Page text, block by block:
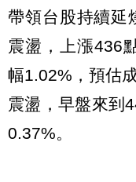
帶領台股持續延
震盪，上漲436
幅1.02%，預估
震盪，早盤來到
0.37%。